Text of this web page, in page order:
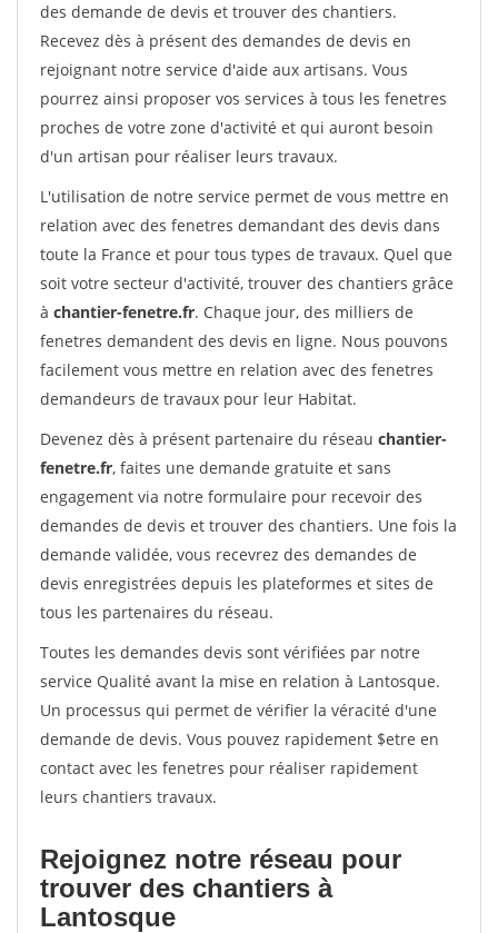
des demande de devis et trouver des chantiers.
Recevez dès à présent des demandes de devis en
rejoignant notre service d'aide aux artisans. Vous
pourrez ainsi proposer vos services à tous les fenetres
proches de votre zone d'activité et qui auront besoin
d'un artisan pour réaliser leurs travaux.
L'utilisation de notre service permet de vous mettre en
relation avec des fenetres demandant des devis dans
toute la France et pour tous types de travaux. Quel que
soit votre secteur d'activité, trouver des chantiers grâce
à chantier-fenetre.fr. Chaque jour, des milliers de
fenetres demandent des devis en ligne. Nous pouvons
facilement vous mettre en relation avec des fenetres
demandeurs de travaux pour leur Habitat.
Devenez dès à présent partenaire du réseau chantier-
fenetre.fr, faites une demande gratuite et sans
engagement via notre formulaire pour recevoir des
demandes de devis et trouver des chantiers. Une fois la
demande validée, vous recevrez des demandes de
devis enregistrées depuis les plateformes et sites de
tous les partenaires du réseau.
Toutes les demandes devis sont vérifiées par notre
service Qualité avant la mise en relation à Lantosque.
Un processus qui permet de vérifier la véracité d'une
demande de devis. Vous pouvez rapidement $etre en
contact avec les fenetres pour réaliser rapidement
leurs chantiers travaux.
Rejoignez notre réseau pour
trouver des chantiers à
Lantosque